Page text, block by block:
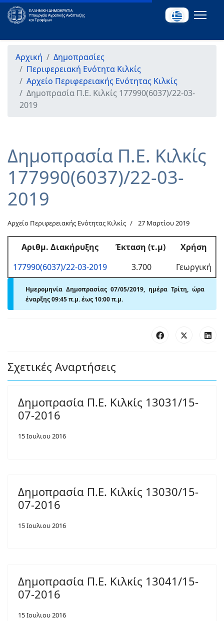
Αρχική
Δημοπρασίες
Περιφερειακή Ενότητα Κιλκίς
Αρχείο Περιφερειακής Ενότητας Κιλκίς
Δημοπρασία Π.Ε. Κιλκίς 177990(6037)/22-03-
2019
Δημοπρασία Π.Ε. Κιλκίς
177990(6037)/22-03-
2019
Αρχείο Περιφερειακής Ενότητας Κιλκίς 27 Μαρτίου 2019
Αριθμ. Διακήρυξης Έκταση (τ.μ)
Χρήση
177990(6037)/22-03-2019
3.700 Γεωργική
Ημερομηνία Δημοπρασίας 07/05/2019, ημέρα Τρίτη, ώρα
έναρξης 09:45 π.μ. έως 10:00 π.μ.
Σχετικές Αναρτήσεις
Δημοπρασία Π.Ε. Κιλκίς 13031/15-
07-2016
15 Ιουλιου 2016
Δημοπρασία Π.Ε. Κιλκίς 13030/15-
07-2016
15 Ιουλιου 2016
Δημοπρασία Π.Ε. Κιλκίς 13041/15-
07-2016
15 Ιουλιου 2016